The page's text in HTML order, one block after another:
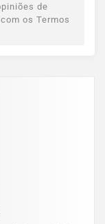
de
os Termos